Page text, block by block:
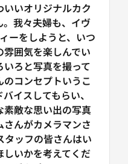
いオリジナルカク
我々夫婦も、イヴ
ーをしようと、いつ
囲気を楽しんでい
ろと写真を撮って
コンセプトいうこ
イスしてもらい、
素敵な思い出の写真
んがカメラマンさ
ッフの皆さんはい
いかを考えてくだ